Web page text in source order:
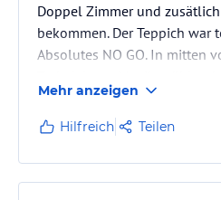
Doppel Zimmer und
bekommen. Der Teppich
Absolutes NO GO. In mitten
Kleines, meiner Meinung
Hotel. Nicht zu empfehlen, es
Ballermann gewohnt!
Mehr anzeigen
Hilfreich Teilen